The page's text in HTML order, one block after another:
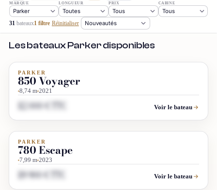
MARQUE LONGUEUR PRIX CABINE
31 bateaux1 filtre Réinitialiser
Les bateaux Parker disponibles
OCCASION
PARKER
850 Voyager
8,74 m 2021
112 000 € TTC Voir le bateau
OCCASION
PARKER
780 Escape
7,99 m 2023
119 900 € TTC Voir le bateau